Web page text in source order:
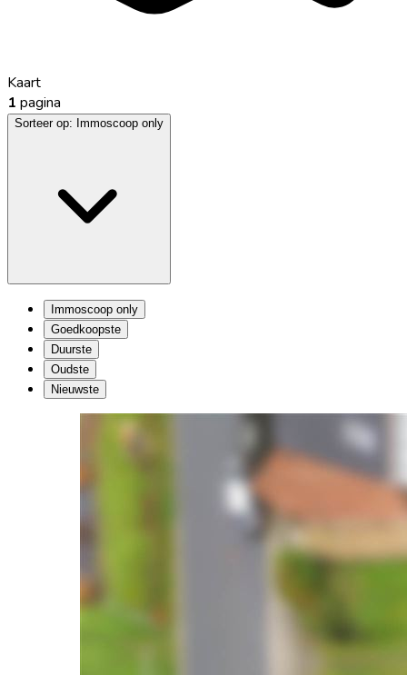
Kaart
1 pagina
Sorteer op: Immoscoop only
Immoscoop only
Goedkoopste
Duurste
Oudste
Nieuwste